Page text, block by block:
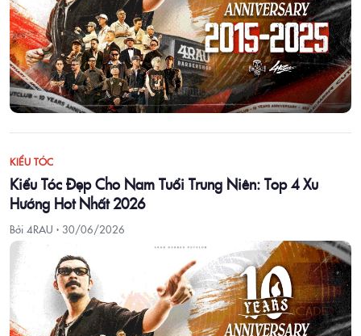
KIỂU TÓC
Kiểu Tóc Đẹp Cho Nam Tuổi Trung Niên: Top 4 Xu
Hướng Hot Nhất 2026
Bởi 4RAU · 30/06/2026